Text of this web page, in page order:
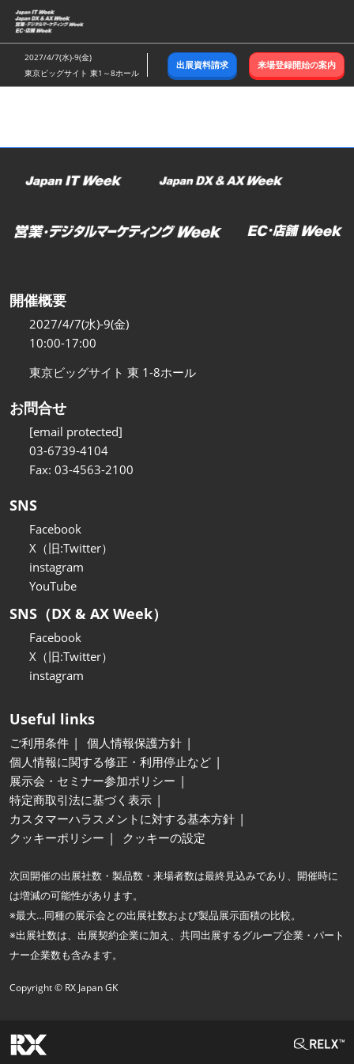
ス
キ
ッ
し
む
2027/4/7(水)-9(金)
東京ビッグサイト 東1～8ホール
出展資料請求 来場登録開始の案内
開催概要
2027/4/7(水)-9(金)
10:00-17:00
東京ビッグサイト 東 1-8ホール
お問合せ
[email protected]
03-6739-4104
Fax: 03-4563-2100
SNS
Facebook
X（旧:Twitter）
instagram
YouTube
SNS（DX & AX Week）
Facebook
X（旧:Twitter）
instagram
Useful links
ご利用条件
個人情報保護方針
個人情報に関する修正・利用停止など
展示会・セミナー参加ポリシー
特定商取引法に基づく表示
カスタマーハラスメントに対する基本方針
クッキーポリシー
クッキーの設定
次回開催の出展社数・製品数・来場者数は最終見込みであり、開催時に
は増減の可能性があります。
※最大…同種の展示会との出展社数および製品展示面積の比較。
※出展社数は、出展契約企業に加え、共同出展するグループ企業・パート
ナー企業数も含みます。
Copyright © RX Japan GK